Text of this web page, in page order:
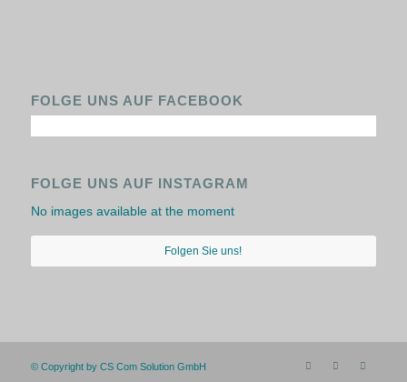
FOLGE UNS AUF FACEBOOK
FOLGE UNS AUF INSTAGRAM
No images available at the moment
Folgen Sie uns!
© Copyright by CS Com Solution GmbH